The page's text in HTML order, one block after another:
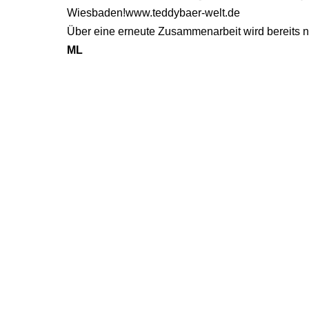
Wiesbaden!www.teddybaer-welt.de
Über eine erneute Zusammenarbeit wird bereits
ML